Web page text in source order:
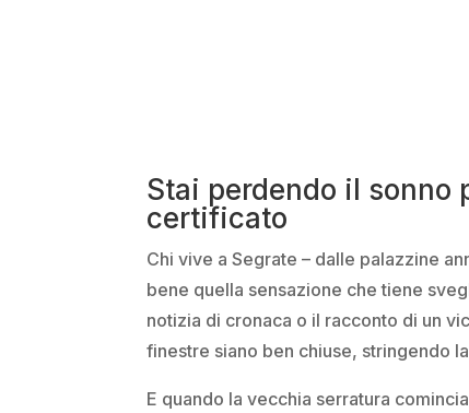
Stai perdendo il sonno
certificato
Chi vive a Segrate – dalle palazzine
bene quella sensazione che tiene
notizia di cronaca o il racconto di un
finestre siano ben chiuse, stringendo
E quando la vecchia serratura